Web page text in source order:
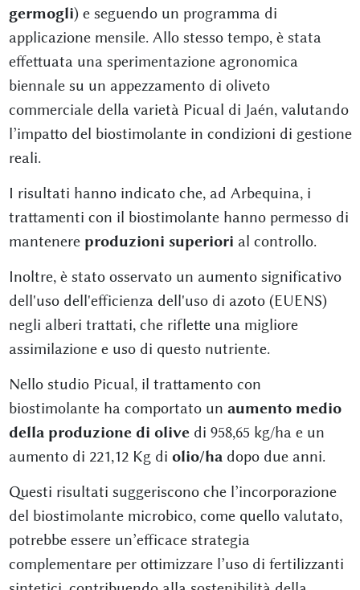
germogli) e seguendo un programma di
applicazione mensile. Allo stesso tempo, è stata
effettuata una sperimentazione agronomica
biennale su un appezzamento di oliveto
commerciale della varietà Picual di Jaén, valutando
l’impatto del biostimolante in condizioni di gestione
reali.
I risultati hanno indicato che, ad Arbequina, i
trattamenti con il biostimolante hanno permesso di
mantenere produzioni superiori al controllo.
Inoltre, è stato osservato un aumento significativo
dell'uso dell'efficienza dell'uso di azoto (EUENS)
negli alberi trattati, che riflette una migliore
assimilazione e uso di questo nutriente.
Nello studio Picual, il trattamento con
biostimolante ha comportato un aumento medio
della produzione di olivedi 958,65 kg/ha e un
aumento di 221,12 Kg di olio/hadopo due anni.
Questi risultati suggeriscono che l’incorporazione
del biostimolante microbico, come quello valutato,
potrebbe essere un’efficace strategia
complementare per ottimizzare l’uso di fertilizzanti